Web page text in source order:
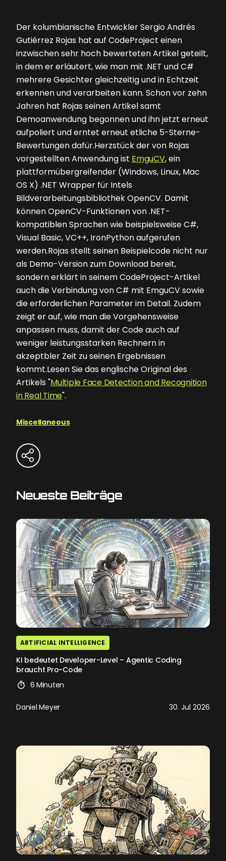
Der kolumbianische Entwickler Sergio Andrés
Gutiérrez Rojas hat auf CodeProject einen
inzwischen sehr hoch bewerteten Artikel geteilt,
in dem er erläutert, wie man mit .NET und C#
mehrere Gesichter gleichzeitig und in Echtzeit
erkennen und verarbeiten kann. Schon vor zehn
Jahren hat Rojas seinen Artikel samt
Demoanwendung begonnen und ihn jetzt erneut
aufpoliert und erntet erneut etliche 5-Sterne-
Bewertungen dafür.Herzstück der von Rojas
vorgestellten Anwendung ist EmguCV, ein
plattformübergreifender (Windows, Linux, Mac
OS X) .NET Wrapper für Intels
Bildverarbeitungsbibliothek OpenCV. Damit
können OpenCV-Funktionen von .NET-
kompatiblen Sprachen wie beispielsweise C#,
Visual Basic, VC++, IronPython aufgerufen
werden.Rojas stellt seinen Beispielcode nicht nur
als Demo-Version zum Download bereit,
sondern erklärt in seinem CodeProject-Artikel
auch die Verbindung von C# mit EmguCV sowie
die erforderlichen Parameter im Detail. Zudem
zeigt er auf, wie man die Vorgehensweise
anpassen muss, damit der Code auch auf
weniger leistungsstarken Rechnern in
akzeptbler Zeit zu seinen Ergebnissen
kommt.Lesen Sie das englische Original des
Artikels "Multiple Face Detection and Recognition
in Real Time".
Miscellaneous
Neueste Beiträge
ARTIFICIAL INTELLIGENCE
KI bedeutet Developer-Level – Agentic Coding
braucht Pro-Code
6 Minuten
Daniel Meyer 30. Jul 2026